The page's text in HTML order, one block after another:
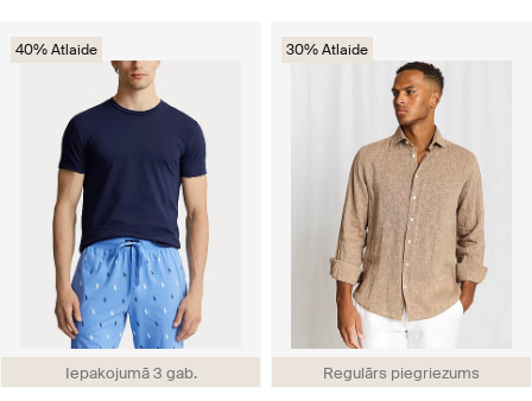
Iepakojumā 3 gab.
40% Atlaide
Regulārs piegriezums
30% Atlaide